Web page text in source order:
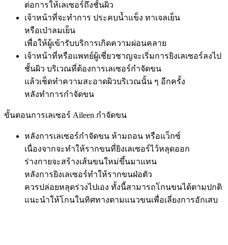
ต่อการให้เลเซอร์ถึงชั้นผิว
เจ้าหน้าที่จะทำการ ประคบน้ำแข็ง ทาเจลเย็น
หรือเป่าลมเย็น
เพื่อให้ผู้เข้ารับบริการเกิดความผ่อนคลาย
เจ้าหน้าที่หรือแพทย์ผู้เชี่ยวชาญจะเริ่มการยิงเลเซอร์ลงไป
ชั้นผิว บริเวณที่ต้องการเลเซอร์กำจัดขน
แล้วเช็ดทำความสะอาดผิวบริเวณนั้น ๆ อีกครั้ง
หลังทำการกำจัดขน
ขั้นตอนการเลเซอร์ Aileen กำจัดขน
หลังการเลเซอร์กำจัดขน ห้ามถอน หรือแว็กซ์
เนื่องจากจะทำให้รากขนที่ยิงเลเซอร์ไว้หลุดออก
ร่างกายจะสร้างเส้นขนใหม่ขึ้นมาแทน
หลังการยิงเลเซอร์ทำให้รากขนฝ่อตัว
ควรปล่อยหลุดร่วงไปเอง ทั้งนี้สามารถโกนขนได้ตามปกติ
แนะนำให้โกนในทิศทางตามแนวขนเพื่อเลี่ยงการอักเสบ